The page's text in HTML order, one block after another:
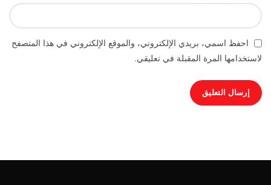
احفظ اسمي، بريدي الإلكتروني، والموقع الإلكتروني في هذا المتصفح
لاستخدامها المرة المقبلة في تعليقي.